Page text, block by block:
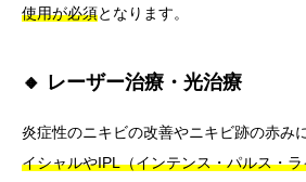
使用が必須となります。
🔸 レーザー治療・光治療
炎症性のニキビの改善やニキビ跡の赤み
イシャルやIPL（インテンス・パルス・